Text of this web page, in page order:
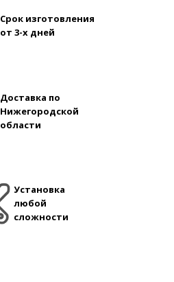
Срок изготовления
от 3-х дней
Доставка по
Нижегородской
области
Установка
любой
сложности